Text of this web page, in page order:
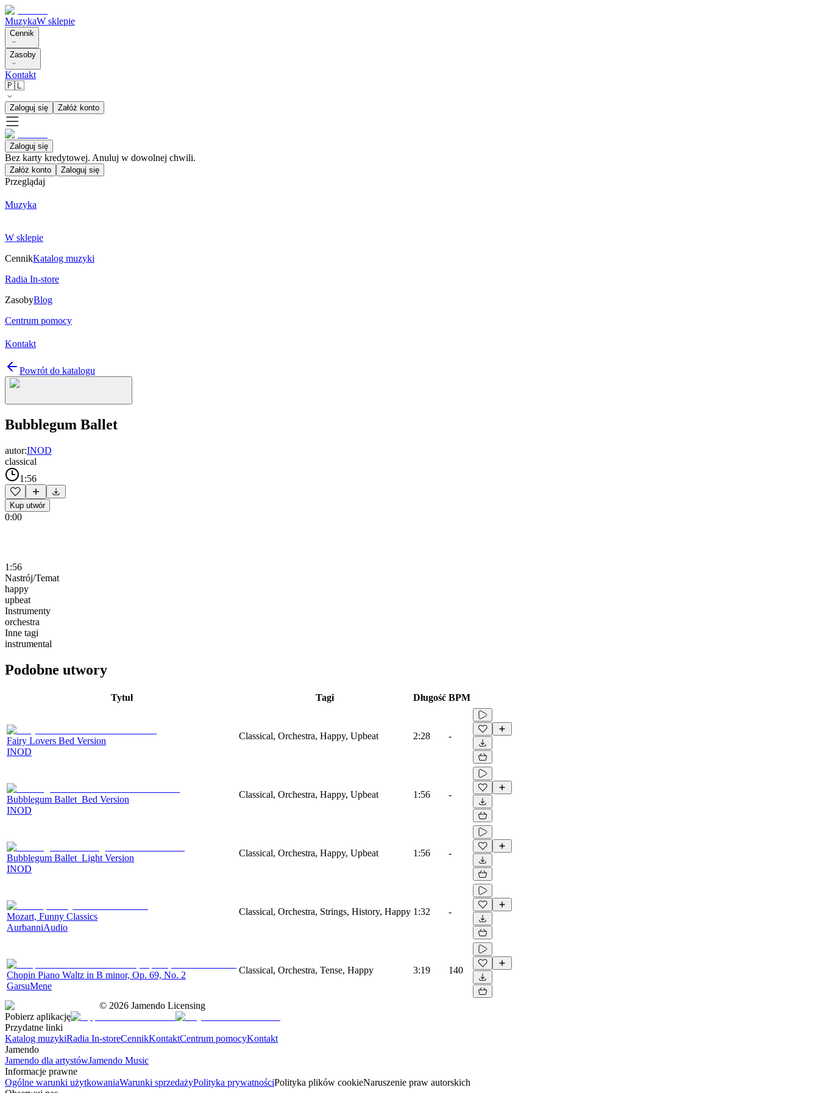
MuzykaW sklepie
Cennik
Zasoby
Kontakt
🇵🇱
Zaloguj się Załóż konto
Zaloguj się
Bez karty kredytowej. Anuluj w dowolnej chwili.
Załóż konto Zaloguj się
Przeglądaj
Muzyka
W sklepie
CennikKatalog muzyki
Radia In-store
ZasobyBlog
Centrum pomocy
Kontakt
Powrót do katalogu
Bubblegum Ballet
autor:INOD
classical
1:56
Kup utwór
0:00
1:56
Nastrój/Temat
happy
upbeat
Instrumenty
orchestra
Inne tagi
instrumental
Podobne utwory
Tytuł Tagi Długość BPM
Fairy Lovers Bed Version
INOD
Classical, Orchestra, Happy, Upbeat 2:28 -
Bubblegum Ballet_Bed Version
INOD
Classical, Orchestra, Happy, Upbeat 1:56 -
Bubblegum Ballet_Light Version
INOD
Classical, Orchestra, Happy, Upbeat 1:56 -
Mozart, Funny Classics
AurbanniAudio
Classical, Orchestra, Strings, History, Happy 1:32 -
Chopin Piano Waltz in B minor, Op. 69, No. 2
GarsuMene
Classical, Orchestra, Tense, Happy 3:19 140
© 2026 Jamendo Licensing
Pobierz aplikację
Przydatne linki
Katalog muzykiRadia In-storeCennikKontaktCentrum pomocyKontakt
Jamendo
Jamendo dla artystówJamendo Music
Informacje prawne
Ogólne warunki użytkowaniaWarunki sprzedażyPolityka prywatnościPolityka plików cookieNaruszenie praw autorskich